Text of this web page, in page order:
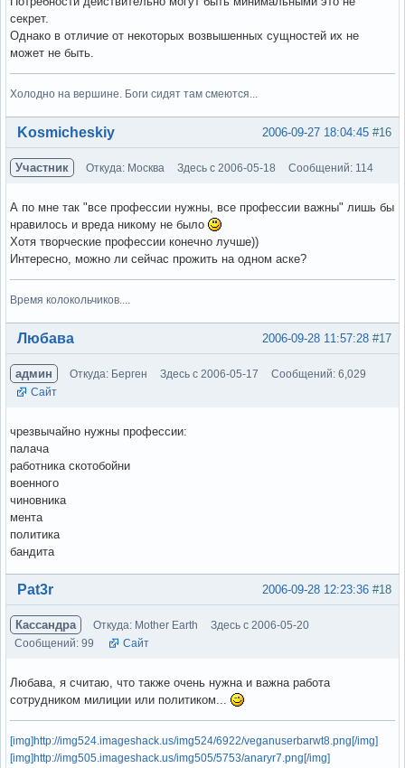
секрет.
Однако в отличие от некоторых возвышенных сущностей их не
может не быть.
Холодно на вершине. Боги сидят там смеются...
Вне форума #16
2006-09-27 18:04:45
Kosmicheskiy
Участник Откуда: Москва Здесь с 2006-05-18 Сообщений: 114
А по мне так "все профессии нужны, все профессии важны" лишь бы
нравилось и вреда никому не было
Хотя творческие профессии конечно лучше))
Интересно, можно ли сейчас прожить на одном аске?
Время колокольчиков....
Вне форума #17
2006-09-28 11:57:28
Любава
админ Откуда: Берген Здесь с 2006-05-17
Сообщений: 6,029
Сайт
чрезвычайно нужны профессии:
палача
работника скотобойни
военного
чиновника
мента
политика
бандита
Вне форума #18
2006-09-28 12:23:36
Pat3r
Кассандра Откуда: Mother Earth
Здесь с 2006-05-20
Сообщений: 99
Сайт
Любава, я считаю, что также очень нужна и важна работа
сотрудником милиции или политиком...
[img]http://img524.imageshack.us/img524/6922/veganuserbarwt8.png[/img]
[img]http://img505.imageshack.us/img505/5753/anaryr7.png[/img]